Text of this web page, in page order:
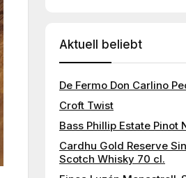
Aktuell beliebt
De Fermo Don Carlino
Croft Twist
Bass Phillip Estate Pinot
Cardhu Gold Reserve
Scotch Whisky 70 cl.